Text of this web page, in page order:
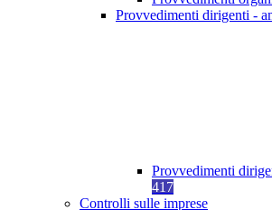
Provvedimenti dirigenti -
Provvedimenti
417
Controlli sulle imprese